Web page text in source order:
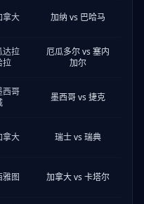
拿大 加纳 vs 巴哈马
达拉
拉
厄瓜多尔 vs 塞内
加尔
西哥
墨西哥 vs 捷克
拿大 瑞士 vs 瑞典
雅图 加拿大 vs 卡塔尔